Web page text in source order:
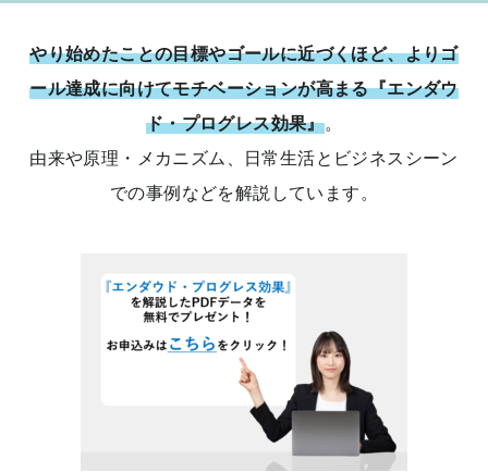
やり始めたことの目標やゴールに近づくほど、よりゴ
ール達成に向けてモチベーションが高まる『エンダウ
ド・プログレス効果』。
由来や原理・メカニズム、日常生活とビジネスシーン
での事例などを解説しています。